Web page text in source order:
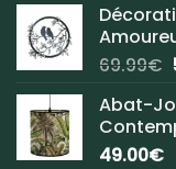
69.99€
Abat-
49.00€